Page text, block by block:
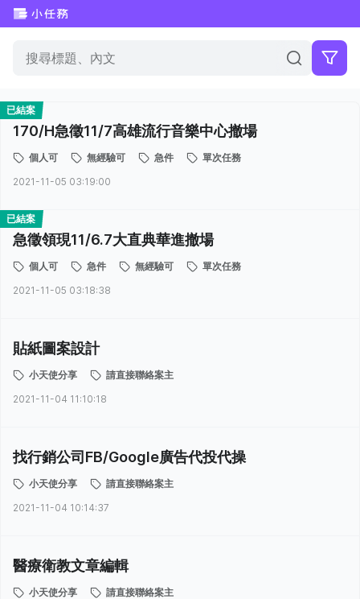
已結案
170/H急徵11/7高雄流行音樂中心撤場
個人可 無經驗可 急件
單次任務
2021-11-05 03:19:00
已結案
急徵領現11/6.7大直典華進撤場
個人可 急件 無經驗可
單次任務
2021-11-05 03:18:38
貼紙圖案設計
小天使分享
請直接聯絡案主
2021-11-04 11:10:18
找行銷公司FB/Google廣告代投代操
小天使分享
請直接聯絡案主
2021-11-04 10:14:37
醫療衛教文章編輯
小天使分享
請直接聯絡案主